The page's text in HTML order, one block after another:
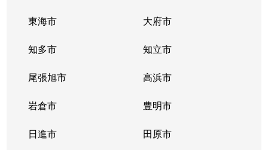
東海市 大府市
知多市 知立市
尾張旭市 高浜市
岩倉市 豊明市
日進市 田原市